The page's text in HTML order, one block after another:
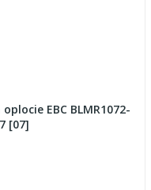
EBC BLMR1072-
[07]